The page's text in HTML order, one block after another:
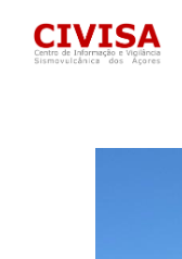
Skip to main